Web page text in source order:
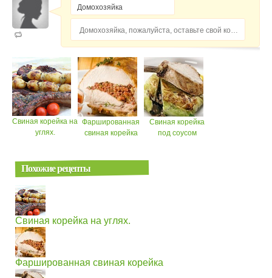
Домохозяйка, пожалуйста, оставьте свой комментарий...
Свиная корейка на
углях.
Фаршированная
свиная корейка
Свиная корейка
под соусом
Похожие рецепты
Свиная корейка на углях.
Фаршированная свиная корейка